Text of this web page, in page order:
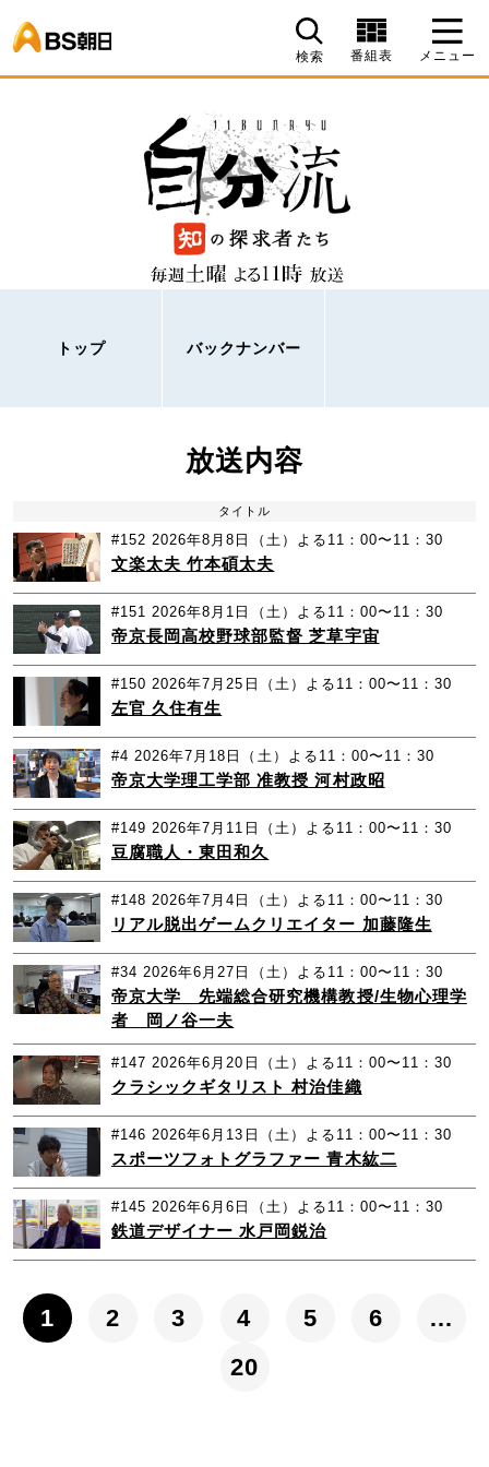
検索 番組表 メニュー
トップ バックナンバー
放送内容
タイトル
#152 2026年8月8日（土）よる11：00〜11：30
文楽太夫 竹本碩太夫
#151 2026年8月1日（土）よる11：00〜11：30
帝京長岡高校野球部監督 芝草宇宙
#150 2026年7月25日（土）よる11：00〜11：30
左官 久住有生
#4 2026年7月18日（土）よる11：00〜11：30
帝京大学理工学部 准教授 河村政昭
#149 2026年7月11日（土）よる11：00〜11：30
豆腐職人・東田和久
#148 2026年7月4日（土）よる11：00〜11：30
リアル脱出ゲームクリエイター 加藤隆生
#34 2026年6月27日（土）よる11：00〜11：30
帝京大学 先端総合研究機構教授/生物心理学
者 岡ノ谷一夫
#147 2026年6月20日（土）よる11：00〜11：30
クラシックギタリスト 村治佳織
#146 2026年6月13日（土）よる11：00〜11：30
スポーツフォトグラファー 青木紘二
#145 2026年6月6日（土）よる11：00〜11：30
鉄道デザイナー 水戸岡鋭治
1 2 3 4 5 6
…
20